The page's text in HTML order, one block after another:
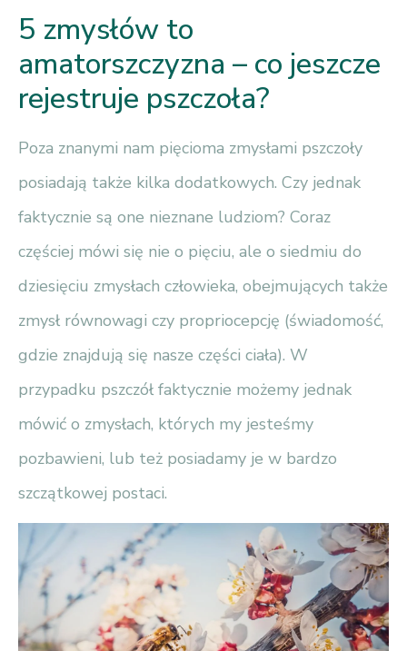
5 zmysłów to
amatorszczyzna – co jeszcze
rejestruje pszczoła?
Poza znanymi nam pięcioma zmysłami pszczoły
posiadają także kilka dodatkowych. Czy jednak
faktycznie są one nieznane ludziom? Coraz
częściej mówi się nie o pięciu, ale o siedmiu do
dziesięciu zmysłach człowieka, obejmujących także
zmysł równowagi czy propriocepcję (świadomość,
gdzie znajdują się nasze części ciała). W
przypadku pszczół faktycznie możemy jednak
mówić o zmysłach, których my jesteśmy
pozbawieni, lub też posiadamy je w bardzo
szczątkowej postaci.